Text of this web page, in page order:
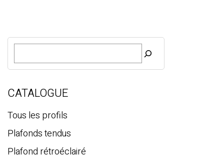
R
c
e
c
h
e
CATALOGUE
Tous les profils
Plafonds tendus
Plafond rétroéclairé